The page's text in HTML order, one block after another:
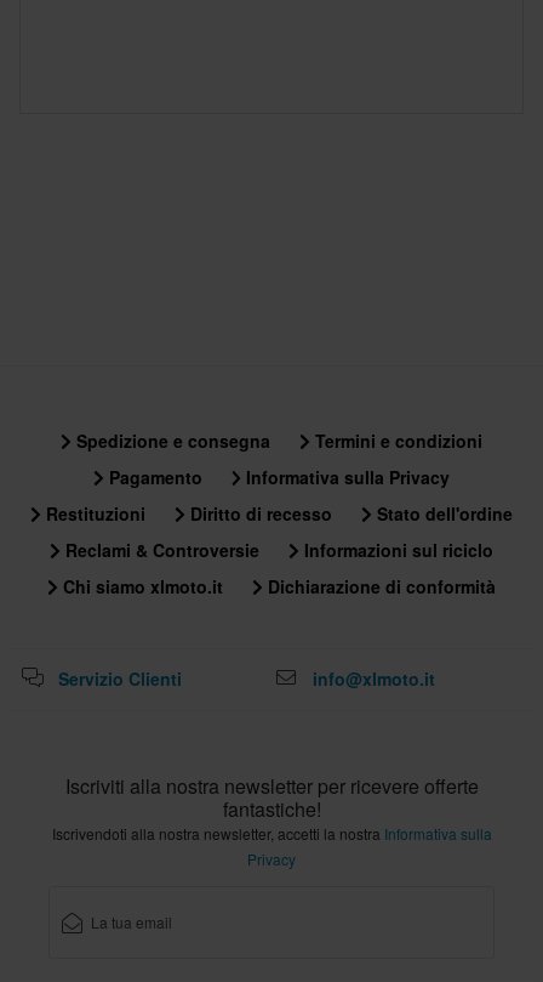
Spedizione e consegna
Termini e condizioni
Pagamento
Informativa sulla Privacy
Restituzioni
Diritto di recesso
Stato dell'ordine
Reclami & Controversie
Informazioni sul riciclo
Chi siamo xlmoto.it
Dichiarazione di conformità
Servizio Clienti info@xlmoto.it
Iscriviti alla nostra newsletter per ricevere offerte
fantastiche!
Iscrivendoti alla nostra newsletter, accetti la nostra Informativa sulla
Privacy